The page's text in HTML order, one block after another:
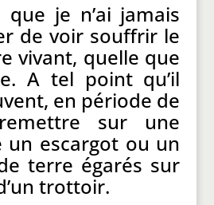
je n’ai jamais
de voir souffrir le
vivant, quelle que
A tel point qu’il
en période de
sur une
un escargot ou un
terre égarés sur
trottoir.